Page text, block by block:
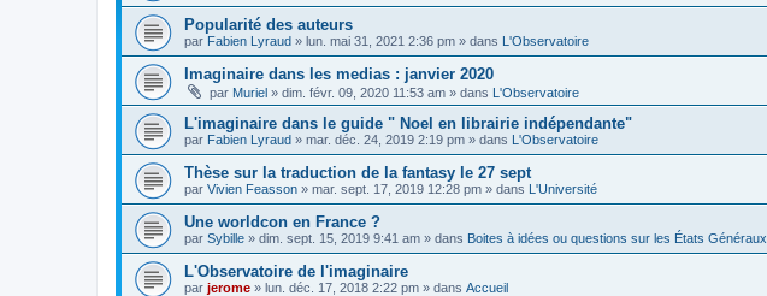
Popularité des auteurs
par Fabien Lyraud » lun. mai 31, 2021 2:36 pm » dans L'Observatoire
Imaginaire dans les medias : janvier 2020
par Muriel » dim. févr. 09, 2020 11:53 am » dans L'Observatoire
L'imaginaire dans le guide " Noel en librairie indépendante"
par Fabien Lyraud » mar. déc. 24, 2019 2:19 pm » dans L'Observatoire
Thèse sur la traduction de la fantasy le 27 sept
par Vivien Feasson » mar. sept. 17, 2019 12:28 pm » dans L'Université
Une worldcon en France ?
par Sybille » dim. sept. 15, 2019 9:41 am » dans Boites à idées ou questions sur les États Généraux
L'Observatoire de l'imaginaire
par jerome » lun. déc. 17, 2018 2:22 pm » dans Accueil